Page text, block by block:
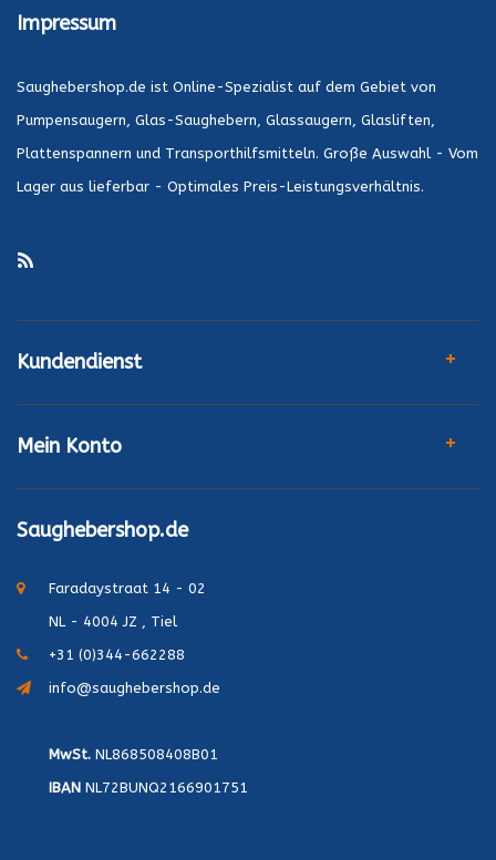
Impressum
Saughebershop.de ist Online-Spezialist auf dem Gebiet von
Pumpensaugern, Glas-Saughebern, Glassaugern, Glasliften,
Plattenspannern und Transporthilfsmitteln. Große Auswahl - Vom
Lager aus lieferbar - Optimales Preis-Leistungsverhältnis.
Kundendienst
Mein Konto
Saughebershop.de
Faradaystraat 14 - 02
NL - 4004 JZ , Tiel
+31 (0)344-662288
info@saughebershop.de
MwSt. NL868508408B01
IBAN NL72BUNQ2166901751